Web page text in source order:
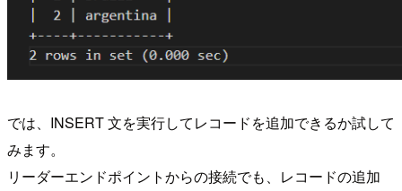
では、INSERT 文を実行してレコードを追加できるか試して
みます。
リーダーエンドポイントからの接続でも、レコードの追加